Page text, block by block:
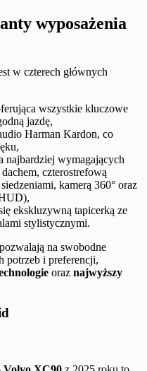
wyposażenia
w czterech głównych
wszystkie kluczowe
jazdę,
Harman Kardon, co
najbardziej wymagających
czterostrefową
kamerą 360° oraz
ekskluzywną tapicerką ze
stylistycznymi.
na swobodne
potrzeb i preferencji,
oraz najwyższy